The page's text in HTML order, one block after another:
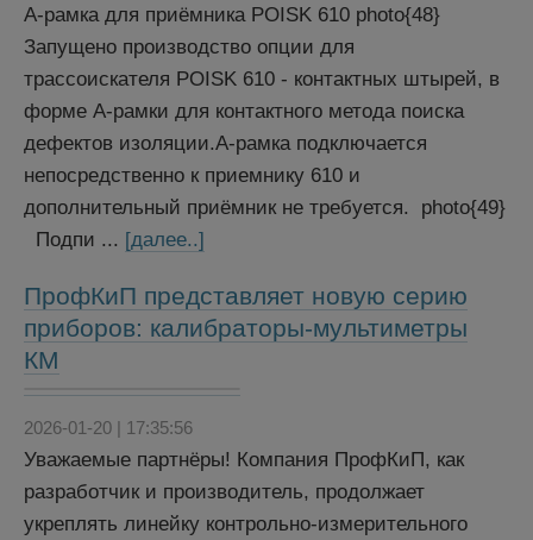
А-рамка для приёмника POISK 610 photo{48}
Запущено производство опции для
трассоискателя POISK 610 - контактных штырей, в
форме А-рамки для контактного метода поиска
дефектов изоляции.А-рамка подключается
непосредственно к приемнику 610 и
дополнительный приёмник не требуется. photo{49}
Подпи ... [далее..]
ПрофКиП представляет новую серию
приборов: калибраторы-мультиметры
КМ
2026-01-20 | 17:35:56
Уважаемые партнёры! Компания ПрофКиП, как
разработчик и производитель, продолжает
укреплять линейку контрольно-измерительного